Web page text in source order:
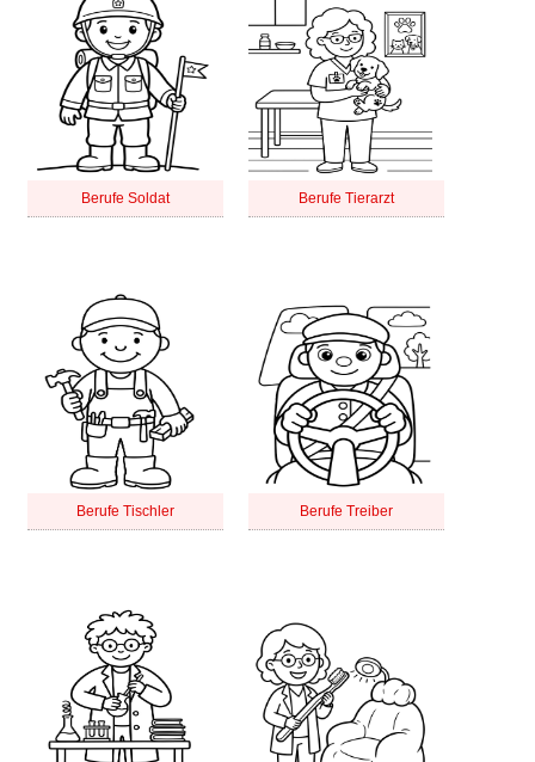
Berufe Soldat Berufe Tierarzt
Berufe Tischler Berufe Treiber